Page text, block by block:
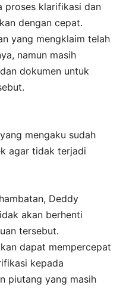
proses klarifikasi dan
dengan cepat.
yang mengklaim telah
namun masih
dokumen untuk
mengaku sudah
agar tidak terjadi
Deddy
akan berhenti
tersebut.
dapat mempercepat
kepada
piutang yang masih